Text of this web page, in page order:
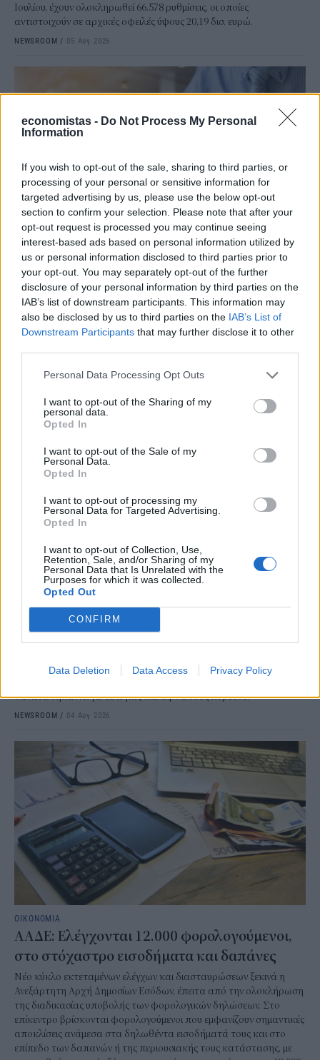
economistas - Do Not Process My Personal
Information
If you wish to opt-out of the sale, sharing to third parties, or
processing of your personal or sensitive information for
targeted advertising by us, please use the below opt-out
section to confirm your selection. Please note that after your
opt-out request is processed you may continue seeing
interest-based ads based on personal information utilized by
us or personal information disclosed to third parties prior to
your opt-out. You may separately opt-out of the further
disclosure of your personal information by third parties on the
IAB’s list of downstream participants. This information may
also be disclosed by us to third parties on the IAB’s List of
Downstream Participants that may further disclose it to other
Personal Data Processing Opt Outs
I want to opt-out of the Sharing of my
personal data.
Opted In
I want to opt-out of the Sale of my
Personal Data.
Opted In
I want to opt-out of processing my
Personal Data for Targeted Advertising.
Opted In
I want to opt-out of Collection, Use,
Retention, Sale, and/or Sharing of my
Personal Data that Is Unrelated with the
Purposes for which it was collected.
Opted Out
CONFIRM
Data Deletion Data Access Privacy Policy
Ιουλίου, έχουν ολοκληρωθεί 66.578 ρυθμίσεις, οι οποίες
αντιστοιχούν σε αρχικές οφειλές ύψους 20,19 δισ. ευρώ.
NEWSROOM / 05 Αυγ 2026
ΟΙΚΟΝΟΜΙΑ
Μπαράζ εισηγήσεων για φοροελαφρύνσεις
εν όψει ΔΕΘ
Σε περίπου έναν μήνα από σήμερα, από το βήμα της ΔΕΘ, ο
πρωθυπουργός θα ανοίξει τα χαρτιά του για την οικονομική
πολιτική όχι μόνο του 2027 αλλά της επόμενης τετραετίας, με
ΓΙΩΡΓΟΣ ΠΑΠΠΟΥΣ /05 Αυγ 2026
ΟΙΚΟΝΟΜΙΑ
ΥΠΑΑΤ: Αποζημιώσεις 4,2 εκατ. ευρώ για
ζώα που θανατώθηκαν
καταβολή αποζημιώσεων συνολικού ύψους 4.218.469 ευρώ σε 176
θανατώθηκαν λόγω ευλογιάς και αφθώδους πυρετού.
NEWSROOM / 04 Αυγ 2026
ΟΙΚΟΝΟΜΙΑ
ΑΑΔΕ: Ελέγχονται 12.000 φορολογούμενοι,
στο στόχαστρο εισοδήματα και δαπάνες
Νέο κύκλο εκτεταμένων ελέγχων και διασταυρώσεων ξεκινά η
Ανεξάρτητη Αρχή Δημοσίων Εσόδων, έπειτα από την ολοκλήρωση
της διαδικασίας υποβολής των φορολογικών δηλώσεων. Στο
επίκεντρο βρίσκονται φορολογούμενοι που εμφανίζουν σημαντικές
αποκλίσεις ανάμεσα στα δηλωθέντα εισοδήματά τους και στο
επίπεδο των δαπανών ή της περιουσιακής τους κατάστασης, με